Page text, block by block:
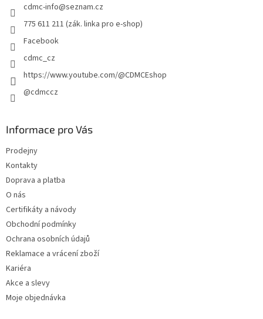
cdmc-info@seznam.cz
775 611 211 (zák. linka pro e-shop)
Facebook
cdmc_cz
https://www.youtube.com/@CDMCEshop
@cdmccz
Informace pro Vás
Prodejny
Kontakty
Doprava a platba
O nás
Certifikáty a návody
Obchodní podmínky
Ochrana osobních údajů
Reklamace a vrácení zboží
Kariéra
Akce a slevy
Moje objednávka